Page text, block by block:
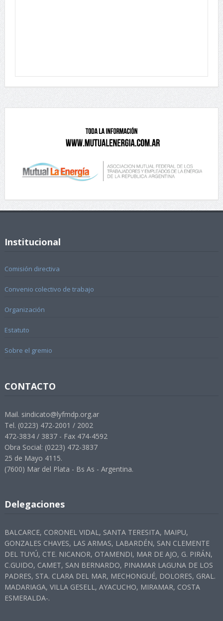
Institucional
Comisión directiva
Convenio colectivo de trabajo
Organización
Estatuto
Sobre el gremio
CONTACTO
Mail. sindicato@lyfmdp.org.ar
Tel. (0223) 472-2001 / 2002
472-3834 / 3837 - Fax 474-4592
Obra Social: (0223) 472-3837
25 de Mayo 4115.
(7600) Mar del Plata - Bs As - Argentina.
Delegaciones
BALCARCE, CORONEL VIDAL, SANTA TERESITA, MAIPU,
GONZALES CHAVES, LAS ARMAS, LABARDÉN, SAN CLEMENTE
DEL TUYÚ, CTE. NICANOR, OTAMENDI, MAR DE AJO, G. PIRÁN,
C.GUIDO, CAMET, SAN BERNARDO, PINAMAR LAGUNA DE LOS
PADRES, STA. CLARA DEL MAR, MECHONGUÉ, DOLORES, GRAL.
MADARIAGA, VILLA GESELL, AYACUCHO, MIRAMAR, COSTA
ESMERALDA-.